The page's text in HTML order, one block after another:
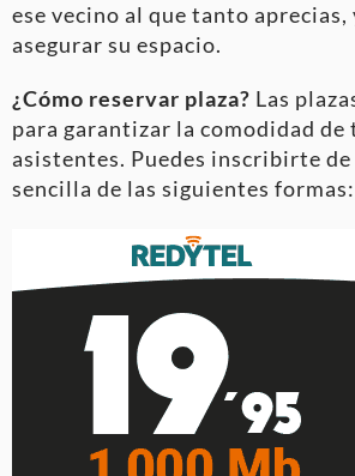
ese vecino al que tanto aprecias,
asegurar su espacio.
¿Cómo reservar plaza? Las
para garantizar la comodidad de
asistentes. Puedes inscribirte
sencilla de las siguientes formas: